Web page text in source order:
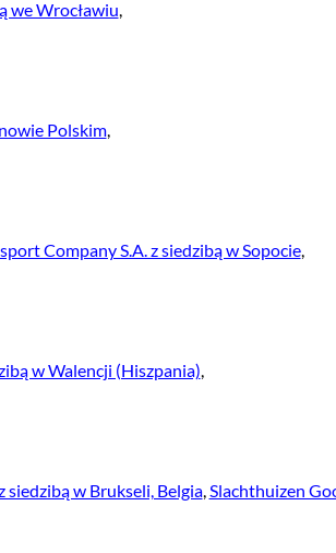
we Wrocławiu,
Polskim,
Company S.A. z siedzibą w Sopocie,
w Walencji (Hiszpania),
w Brukseli, Belgia,Slachthuizen